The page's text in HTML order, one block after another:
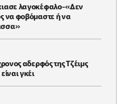
λαγοκέφαλο-«Δεν
να φοβόμαστε ή να
αδερφός της Τζέιμς
γκέι